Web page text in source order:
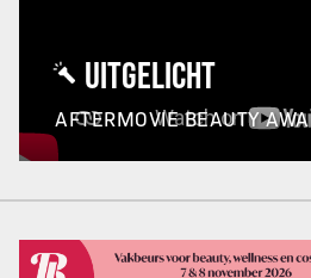
UITGELICHT
AFTERMOVIE BEAUTY